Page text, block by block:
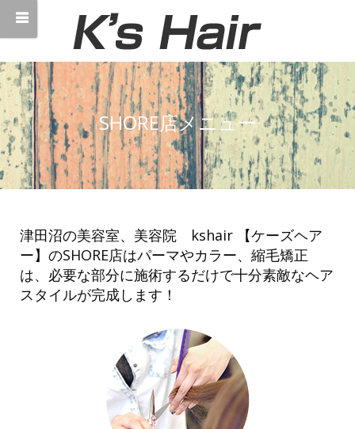
SHORE店メニュー
津田沼の美容室、美容院 kshair 【ケーズヘア
ー】のSHORE店はパーマやカラー、縮毛矯正
は、必要な部分に施術するだけで十分素敵なヘア
スタイルが完成します！